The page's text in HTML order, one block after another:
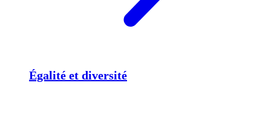
Égalité et diversité